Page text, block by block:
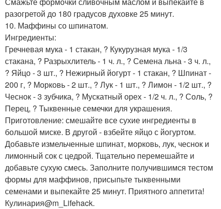
разогретой до 180 градусов духовке 25 минут.
10. Маффины со шпинатом.
Ингредиенты:
Гречневая мука - 1 стакан, ? Кукурузная мука - 1/3
стакана, ? Разрыхлитель - 1 ч. л., ? Семена льна - 3 ч. л.,
? Яйцо - 3 шт., ? Нежирный йогурт - 1 стакан, ? Шпинат -
200 г, ? Морковь - 2 шт., ? Лук - 1 шт., ? Лимон - 1/2 шт., ?
Чеснок - 3 зубчика, ? Мускатный орех - 1/2 ч. л., ? Соль, ?
Перец, ? Тыквенные семечки для украшения.
Приготовление: смешайте все сухие ингредиенты в
большой миске. В другой - взбейте яйцо с йогуртом.
Добавьте измельченные шпинат, морковь, лук, чеснок и
лимонный сок с цедрой. Тщательно перемешайте и
добавьте сухую смесь. Заполните получившимся тестом
формы для маффинов, присыпьте тыквенными
семенами и выпекайте 25 минут. Приятного аппетита!
Кулинария@m_Lifehack.